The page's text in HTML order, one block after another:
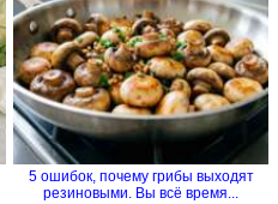
5 ошибок, почему грибы выходят
резиновыми. Вы всё время...